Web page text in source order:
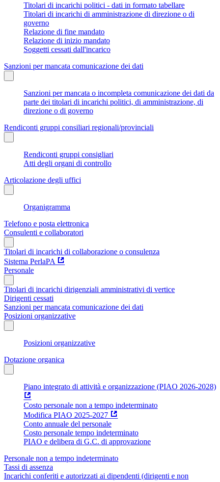
Titolari di incarichi politici - dati in formato tabellare
Titolari di incarichi di amministrazione di direzione o di
governo
Relazione di fine mandato
Relazione di inizio mandato
Soggetti cessati dall'incarico
Sanzioni per mancata comunicazione dei dati
Sanzioni per mancata o incompleta comunicazione dei dati da
parte dei titolari di incarichi politici, di amministrazione, di
direzione o di governo
Rendiconti gruppi consiliari regionali/provinciali
Rendiconti gruppi consigliari
Atti degli organi di controllo
Articolazione degli uffici
Organigramma
Telefono e posta elettronica
Consulenti e collaboratori
Titolari di incarichi di collaborazione o consulenza
Sistema PerlaPA
Personale
Titolari di incarichi dirigenziali amministrativi di vertice
Dirigenti cessati
Sanzioni per mancata comunicazione dei dati
Posizioni organizzative
Posizioni organizzative
Dotazione organica
Piano integrato di attività e organizzazione (PIAO 2026-2028)
Costo personale non a tempo indeterminato
Modifica PIAO 2025-2027
Conto annuale del personale
Costo personale tempo indeterminato
PIAO e delibera di G.C. di approvazione
Personale non a tempo indeterminato
Tassi di assenza
Incarichi conferiti e autorizzati ai dipendenti (dirigenti e non